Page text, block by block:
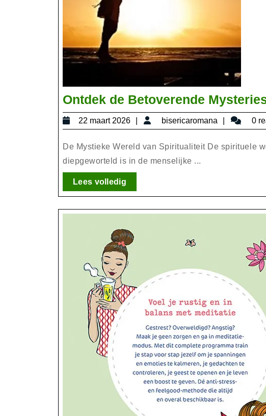
Ontdek de Betoverende
22 maart 2026
22
maart
2026
bisericaromana 0
De Mystieke Wereld van Spiritualiteit De spirituele
diepgeworteld is in de menselijke ...
Lees volledigLees
volledig